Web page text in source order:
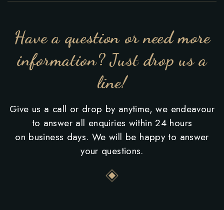
Have a question or need more
information? Just drop us a
line!
Give us a call or drop by anytime, we endeavour
to answer all enquiries within 24 hours
on business days. We will be happy to answer
your questions.